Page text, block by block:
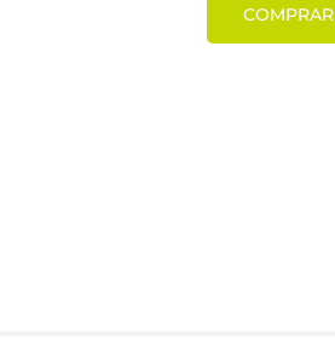
COMPRAR